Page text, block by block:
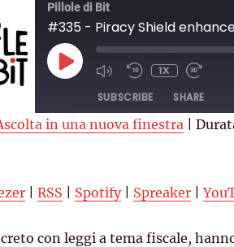
Pillole di Bit
#335 - Piracy Shield
PLAY
EPISODE
1X
SUBSCRIBE SHARE
in una nuova finestra|
| RSS Spotify| Spreaker|
con leggi a tema fiscale,